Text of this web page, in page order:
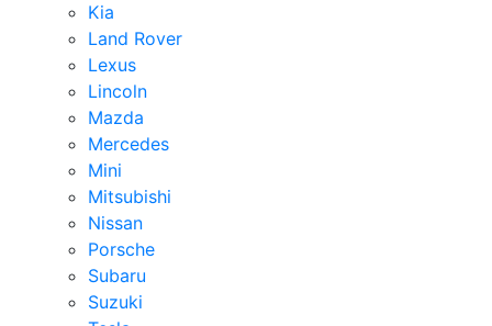
Kia
Land Rover
Lexus
Lincoln
Mazda
Mercedes
Mini
Mitsubishi
Nissan
Porsche
Subaru
Suzuki